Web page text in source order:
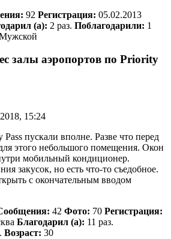
92 Регистрация: 05.02.2013
(а): 2 раз. Поблагодарили: 1
залы аэропортов по Priority
15:24
пускали вполне. Разве что перед
этого небольшого помещения. Окон
мобильный кондиционер.
закусок, но есть что-то съедобное.
с окончательным вводом
42 Фото: 70 Регистрация:
Благодарил (а): 11 раз.
Возраст: 30